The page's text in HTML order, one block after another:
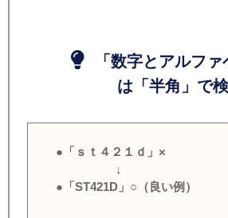
「数字とアルファ
は「半角」で検
●「ｓｔ４２１ｄ」×
↓
●「ST421D」○（良い例）